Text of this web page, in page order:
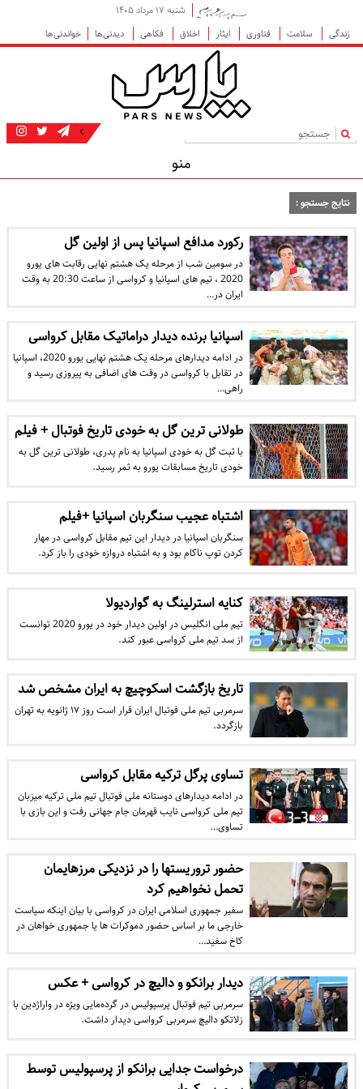
شنبه ۱۷ مرداد ۱۴۰۵
زندگی
سلامت فناوری ایثار اخلاق فکاهی دیدنی‌ها خواندنی‌ها
|
منو
نتایج جستجو :
رکورد مدافع اسپانیا پس از اولین گل
در سومین شب از مرحله یک هشتم نهایی رقابت های یورو
2020 ، تیم های اسپانیا و کرواسی از ساعت 20:30 به وقت
ایران در…
اسپانیا برنده دیدار دراماتیک مقابل کرواسی
در ادامه دیدارهای مرحله یک هشتم نهایی یورو 2020، اسپانیا
در تقابل با کرواسی در وقت های اضافی به پیروزی رسید و
راهی…
طولانی ترین گل به خودی تاریخ فوتبال + فیلم
با ثبت گل به خودی اسپانیا به نام پدری، طولانی ترین گل به
خودی تاریخ مسابقات یورو به ثمر رسید.
اشتباه عجیب سنگربان اسپانیا +فیلم
سنگربان اسپانیا در دیدار این تیم مقابل کرواسی در مهار
کردن توپ ناکام بود و به اشتباه دروازه خودی را باز کرد.
کنایه استرلینگ به گواردیولا
تیم ملی انگلیس در اولین دیدار خود در یورو 2020 توانست
از سد تیم ملی کرواسی عبور کند.
تاریخ بازگشت اسکوچیچ به ایران مشخص شد
سرمربی تیم ملی فوتبال ایران قرار است روز ۱۷ ژانویه به تهران
بازگردد.
تساوی پرگل ترکیه مقابل کرواسی
در ادامه دیدارهای دوستانه ملی فوتبال تیم ملی ترکیه میزبان
تیم ملی کرواسی نایب قهرمان جام جهانی رفت و این بازی با
تساوی…
حضور تروریستها را در نزدیکی مرزهایمان
تحمل نخواهیم کرد
سفیر جمهوری اسلامی ایران در کرواسی با بیان اینکه سیاست
خارجی ما بر اساس حضور دموکرات ها یا جمهوری خواهان در
کاخ سفید…
دیدار برانکو و دالیچ در کرواسی + عکس
سرمربی تیم فوتبال پرسپولیس در گرده‌مایی ویژه در واراژدین با
زلاتکو دالیچ سرمربی کرواسی دیدار داشت.
درخواست جدایی برانکو از پرسپولیس توسط